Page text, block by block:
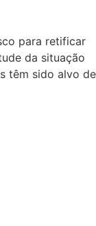
para retificar
da situação
têm sido alvo de